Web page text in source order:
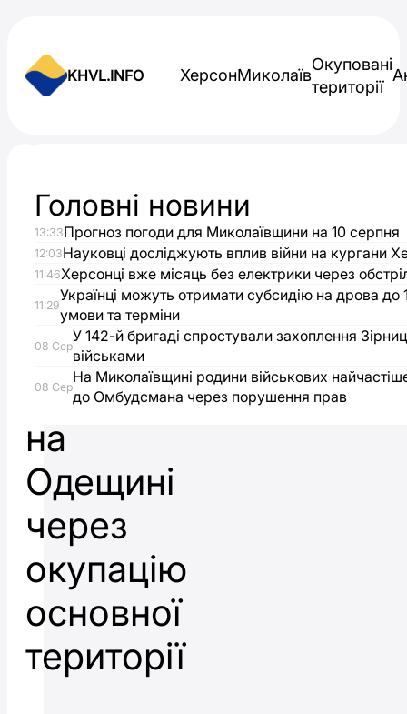
KHVL.INFO ХерсонМиколаїв
Окуповані
території
“Асканія-
Нова”
створює
новий
підрозділ
на
Одещині
через
окупацію
основної
території
Головні новини
13:33Прогноз погоди для Миколаївщини на 10 серпня
12:03Науковці досліджують вплив війни на кургани
11:46Херсонці вже місяць без електрики через
11:29
Українці можуть отримати субсидію на дрова до
умови та терміни
08 Сер
У 142-й бригаді спростували захоплення
військами
08 Сер
На Миколаївщині родини військових
до Омбудсмана через порушення прав